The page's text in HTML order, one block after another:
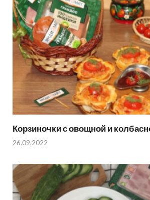
Корзиночки с овощной и
26.09.2022